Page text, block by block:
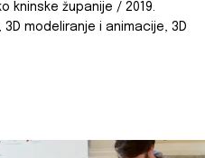
kninske županije / 2019.
modeliranje i animacije, 3D